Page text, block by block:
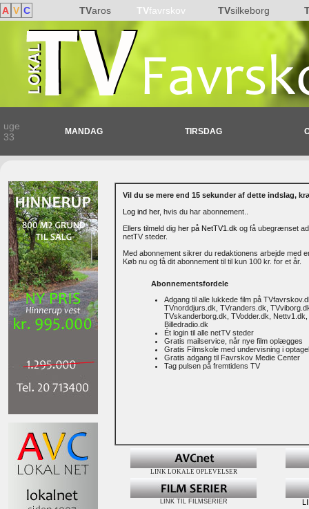
A V C TVaros TVfavrskov TVsilkeborg
uge
33
MANDAG TIRSDAG
Vil du se mere end 15 sekunder af dette indslag,
Log ind her, hvis du har abonnement..
Ellers tilmeld dig her på NetTV1.dk og få ubegrænset
netTV steder.
Med abonnement sikrer du redaktionens arbejde med
Køb nu og få dit abonnement til til kun 100 kr. for et år.
Abonnementsfordele
Adgang til alle lukkede film på
TVnorddjurs.dk, TVranders.dk,
TVskanderborg.dk, TVodder.dk,
Billedradio.dk
Ét login til alle netTV steder
Gratis mailservice, når nye film oplægges
Gratis Filmskole med undervisning i
Gratis adgang til Favrskov Medie Center
Tag pulsen på fremtidens TV
LINK LOKALE OPLEVELSER
LINK TIL FILMSERIER